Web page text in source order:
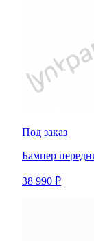
Под заказ
Бампер
38 990 ₽